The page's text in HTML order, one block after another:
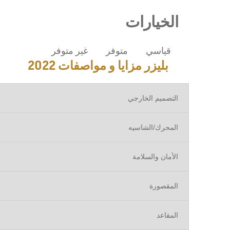
إبتداء من 18,500 د.أ.‏
الخيارات
قياسي متوفر غير متوفر
بليزر مزايا و مواصفات 2022
التصميم الخارجي
المحرك/الشاسيه
الأمان والسلامة
المقصورة
المقاعد